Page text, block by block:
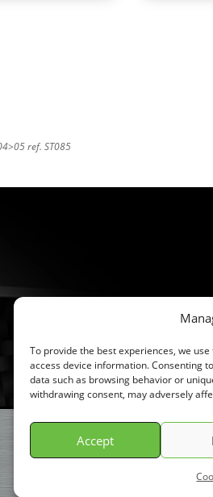
To provide the best experiences, we
access device information. Consenting
data such as browsing behavior or
withdrawing consent, may adversely
Accept
ref. ST085
Conditions Générale de